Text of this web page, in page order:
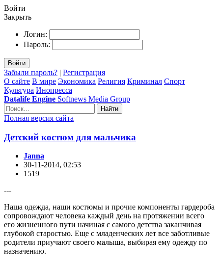
Войти
Закрыть
Логин:
Пароль:
Войти
Забыли пароль? | Регистрация
О сайте В мире Экономика Религия Криминал Спорт
Культура Инопресса
Datalife Engine Softnews Media Group
Найти
Полная версия сайта
Детский костюм для мальчика
Janna
30-11-2014, 02:53
1519
---
Наша одежда, наши костюмы и прочие компоненты гардероба
сопровождают человека каждый день на протяжении всего
его жизненного пути начиная с самого детства заканчивая
глубокой старостью. Еще с младенческих лет все заботливые
родители приучают своего малыша, выбирая ему одежду по
назначению.